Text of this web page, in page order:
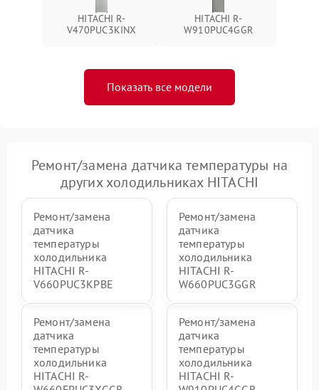
HITACHI R-
V470PUC3KINX
HITACHI R-
W910PUC4GGR
Показать все модели
Ремонт/замена датчика температуры на
других холодильниках HITACHI
Ремонт/замена
датчика
температуры
холодильника
HITACHI R-
V660PUC3KPBE
Ремонт/замена
датчика
температуры
холодильника
HITACHI R-
W660PUC3GGR
Ремонт/замена
датчика
температуры
холодильника
HITACHI R-
Ремонт/замена
датчика
температуры
холодильника
HITACHI R-